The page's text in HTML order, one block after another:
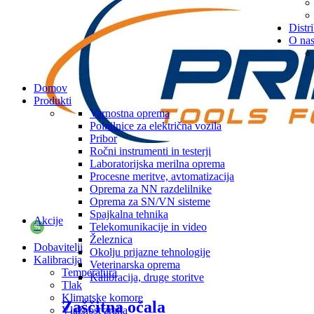
O nas
Domov
Produkti
Varnostna oprema
Polnilnice za električna vozila
Pribor
Ročni instrumenti in testerji
Laboratorijska merilna oprema
Procesne meritve, avtomatizacija
Oprema za NN razdelilnike
Oprema za SN/VN sisteme
Spajkalna tehnika
Telekomunikacije in video
Železnica
Okolju prijazne tehnologije
Veterinarska oprema
Kalibracija, druge storitve
Zaščitna očala
Akcije
%
Dobavitelji
Kalibracija
Temperatura
Tlak
Klimatske komore
Vlažnost zraka